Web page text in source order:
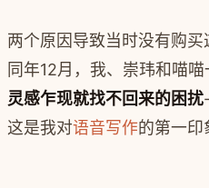
两个原因导致当时没有购
同年12月，我、崇玮和喵
灵感乍现就找不回来的困扰
这是我对语音写作的第一印